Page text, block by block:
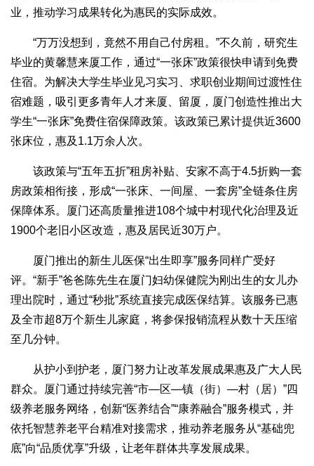
业，推动学习成果转化为惠民的实际成效。
“万万没想到，竟然不用自己付房租。”不久前，研究生
毕业的黄馨慧来厦工作，通过“一张床”政策很快申请到免费
住宿。为解决大学生毕业见习实习、求职创业期间过渡性住
宿难题，吸引更多青年人才来厦、留厦，厦门创造性推出大
学生“一张床”免费住宿保障政策。该政策已累计提供近3600
张床位，惠及1.1万余人次。
该政策与“五年五折”租房补贴、安家不高于4.5折购一套
房政策相衔接，形成“一张床、一间屋、一套房”全链条住房
保障体系。厦门还高质量推进108个城中村现代化治理及近
1900个老旧小区改造，惠及居民近30万户。
厦门推出的新生儿医保“出生即享”服务同样广受好
评。“新手”爸爸陈先生在厦门妇幼保健院为刚出生的女儿办
理出院时，通过“秒批”系统直接完成医保结算。该服务已惠
及全市超8万个新生儿家庭，将参保报销流程从数十天压缩
至几分钟。
从护小到护老，厦门努力让改革发展成果惠及广大人民
群众。厦门通过持续完善“市—区—镇（街）—村（居）”四
级养老服务网络，创新“医养结合”“康养融合”服务模式，并
依托智慧养老平台精准对接需求，推动养老服务从“基础兜
底”向“品质优享”升级，让老年群体共享发展成果。